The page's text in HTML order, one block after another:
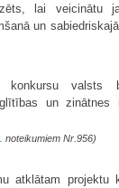
lai veicinātu
un
valsts
un zinātnes
noteikumiem Nr.956)
atklātam projektu